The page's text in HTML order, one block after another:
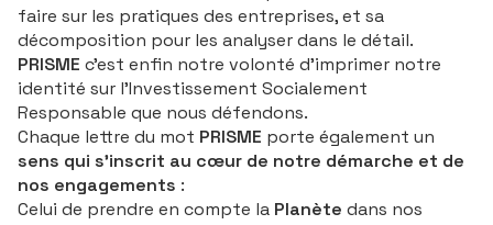
faire sur les pratiques des entreprises, et sa
décomposition pour les analyser dans le détail.
PRISME c’est enfin notre volonté d’imprimer notre
identité sur l’Investissement Socialement
Responsable que nous défendons.
Chaque lettre du mot PRISME porte également un
sens qui s’inscrit au cœur de notre démarche et de
nos engagements :
Celui de prendre en compte la Planète dans nos